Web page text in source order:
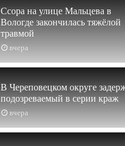
вчера
Ссора на улице Мальцева в
Вологде закончилась тяжёлой
травмой
вчера
В Череповецком округе
подозреваемый в серии краж